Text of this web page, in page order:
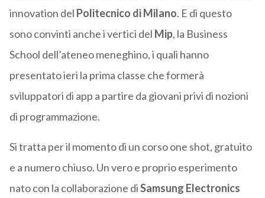
innovation del Politecnico di Milano. E di questo
sono convinti anche i vertici del Mip, la Business
School dell’ateneo meneghino, i quali hanno
presentato ieri la prima classe che formerà
sviluppatori di app a partire da giovani privi di nozioni
di programmazione.
Si tratta per il momento di un corso one shot, gratuito
e a numero chiuso. Un vero e proprio esperimento
nato con la collaborazione diSamsung Electronics